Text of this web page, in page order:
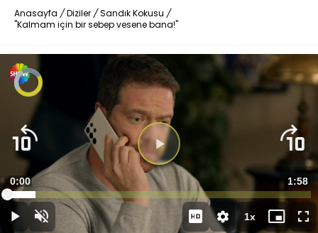
Anasayfa / Diziler / Sandık Kokusu /
"Kalmam için bir sebep vesene bana!"
DuraklatSesi
Süre
0:00
Süre
1:58
Yüklendi:
9.39%
1xOynatma
Mini